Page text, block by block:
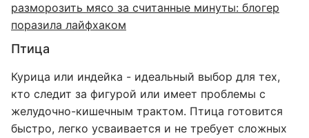
разморозить мясо за считанные минуты: блогер
поразила лайфхаком
Птица
Курица или индейка - идеальный выбор для тех,
кто следит за фигурой или имеет проблемы с
желудочно-кишечным трактом. Птица готовится
быстро, легко усваивается и не требует сложных